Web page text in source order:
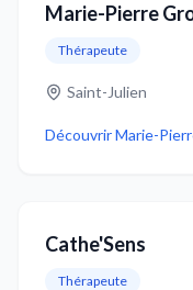
Marie-Pierre
Thérapeute
Saint-Julien
DécouvrirMarie-
Cathe'Sens
Thérapeute